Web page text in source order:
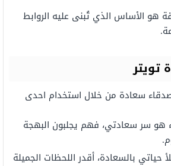
هو الأساس الذي تُبنى عليه الروابط
تويتر
سعادة من خلال استخدام احدى
هو سر سعادتي، فهم يجلبون البهجة
حياتي بالسعادة، أقدر اللحظات الجميلة